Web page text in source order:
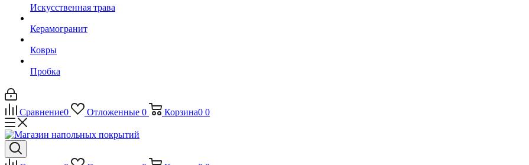
Искусственная трава
Керамогранит
Ковры
Пробка
Сравнение0 Отложенные 0 Корзина0 0